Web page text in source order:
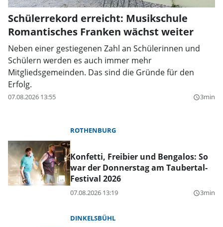
Schülerrekord erreicht: Musikschule
Romantisches Franken wächst weiter
Neben einer gestiegenen Zahl an Schülerinnen und
Schülern werden es auch immer mehr
Mitgliedsgemeinden. Das sind die Gründe für den
Erfolg.
07.08.2026 13:55 query_builder3min
ROTHENBURG
Konfetti, Freibier und Bengalos: So
war der Donnerstag am Taubertal-
Festival 2026
07.08.2026 13:19 query_builder3min
DINKELSBÜHL